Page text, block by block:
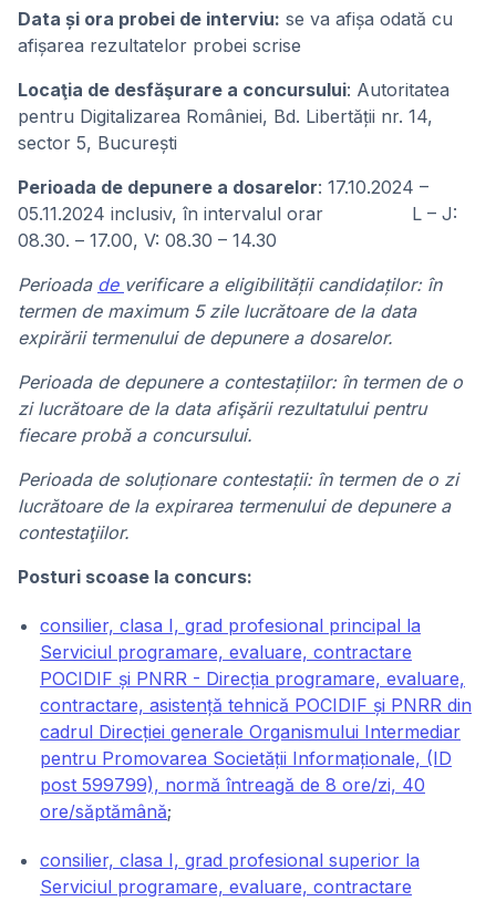
Data și ora probei de interviu: se va afișa odată cu
afișarea rezultatelor probei scrise
Locaţia de desfăşurare a concursului: Autoritatea
pentru Digitalizarea României, Bd. Libertății nr. 14,
sector 5, București
Perioada de depunere a dosarelor: 17.10.2024 –
05.11.2024 inclusiv, în intervalul orar L – J:
08.30. – 17.00, V: 08.30 – 14.30
Perioada de verificare a eligibilității candidaților: în
termen de maximum 5 zile lucrătoare de la data
expirării termenului de depunere a dosarelor.
Perioada de depunere a contestațiilor: în termen de o
zi lucrătoare de la data afişării rezultatului pentru
fiecare probă a concursului.
Perioada de soluționare contestații: în termen de o zi
lucrătoare de la expirarea termenului de depunere a
contestaţiilor.
Posturi scoase la concurs:
consilier, clasa I, grad profesional principal la
Serviciul programare, evaluare, contractare
POCIDIF și PNRR - Direcția programare, evaluare,
contractare, asistență tehnică POCIDIF și PNRR din
cadrul Direcției generale Organismului Intermediar
pentru Promovarea Societății Informaționale, (ID
post 599799), normă întreagă de 8 ore/zi, 40
ore/săptămână;
consilier, clasa I, grad profesional superior la
Serviciul programare, evaluare, contractare